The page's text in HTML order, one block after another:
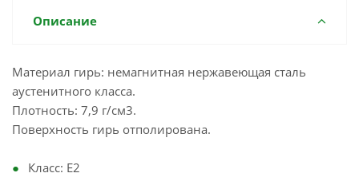
Описание
Материал гирь: немагнитная нержавеющая сталь
аустенитного класса.
Плотность: 7,9 г/см3.
Поверхность гирь отполирована.
Класс: E2